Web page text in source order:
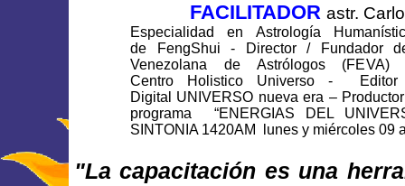
FACILITADOR astr.
Especialidad en Astrología
de FengShui - Director / Fundador
Venezolana de Astrólogos
Centro Holistico Universo -
Digital UNIVERSO nueva era –
programa “ENERGIAS DEL
SINTONIA 1420AM lunes y miércoles 09
"La capacitación es una